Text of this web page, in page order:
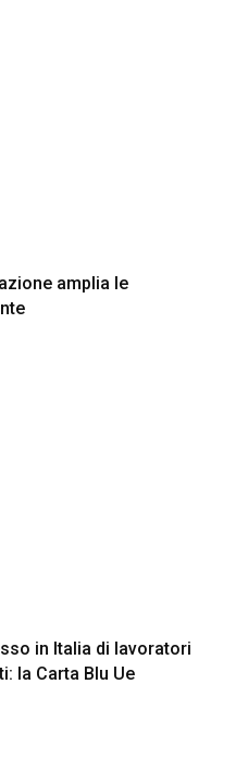
amplia le
in Italia di lavoratori
la Carta Blu Ue